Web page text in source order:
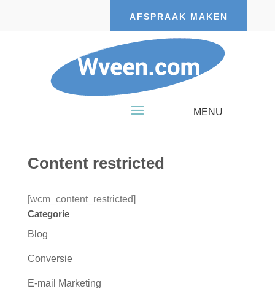
AFSPRAAK MAKEN
Content restricted
[wcm_content_restricted]
Categorie
Blog
Conversie
E-mail Marketing